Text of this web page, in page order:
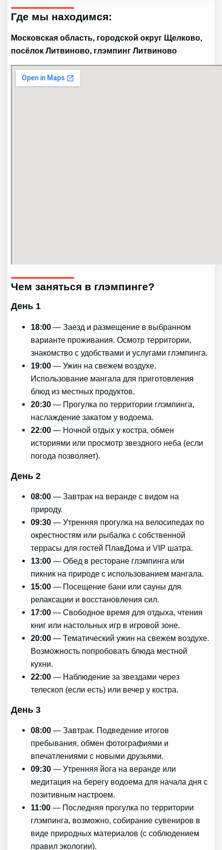
Где мы находимся:
Московская область, городской округ Щелково,
посёлок Литвиново, глэмпинг Литвиново
Чем заняться в глэмпинге?
День 1
18:00 — Заезд и размещение в выбранном
варианте проживания. Осмотр территории,
знакомство с удобствами и услугами глэмпинга.
19:00 — Ужин на свежем воздухе.
Использование мангала для приготовления
блюд из местных продуктов.
20:30 — Прогулка по территории глэмпинга,
наслаждение закатом у водоема.
22:00 — Ночной отдых у костра, обмен
историями или просмотр звездного неба (если
погода позволяет).
День 2
08:00 — Завтрак на веранде с видом на
природу.
09:30 — Утренняя прогулка на велосипедах по
окрестностям или рыбалка с собственной
террасы для гостей ПлавДома и VIP шатра.
13:00 — Обед в ресторане глэмпинга или
пикник на природе с использованием мангала.
15:00 — Посещение бани или сауны для
релаксации и восстановления сил.
17:00 — Свободное время для отдыха, чтения
книг или настольных игр в игровой зоне.
20:00 — Тематический ужин на свежем воздухе.
Возможность попробовать блюда местной
кухни.
22:00 — Наблюдение за звездами через
телескоп (если есть) или вечер у костра.
День 3
08:00 — Завтрак. Подведение итогов
пребывания, обмен фотографиями и
впечатлениями с новыми друзьями.
09:30 — Утренняя йога на веранде или
медитация на берегу водоема для начала дня с
позитивным настроем.
11:00 — Последняя прогулка по территории
глэмпинга, возможно, собирание сувениров в
виде природных материалов (с соблюдением
правил экологии).